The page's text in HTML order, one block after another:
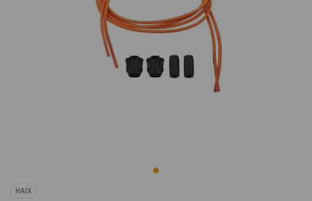
HAIX